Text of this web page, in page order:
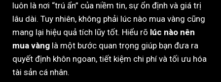
luôn là nơi “trú ẩn” của niềm tin, sự ổn định và giá trị
lâu dài. Tuy nhiên, không phải lúc nào mua vàng cũng
mang lại hiệu quả tích lũy tốt. Hiểu rõ lúc nào nên
mua vàng là một bước quan trọng giúp bạn đưa ra
quyết định khôn ngoan, tiết kiệm chi phí và tối ưu hóa
tài sản cá nhân.